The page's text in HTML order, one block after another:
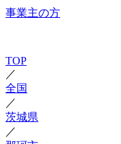
事業主の方
TOP
／
全国
／
茨城県
／